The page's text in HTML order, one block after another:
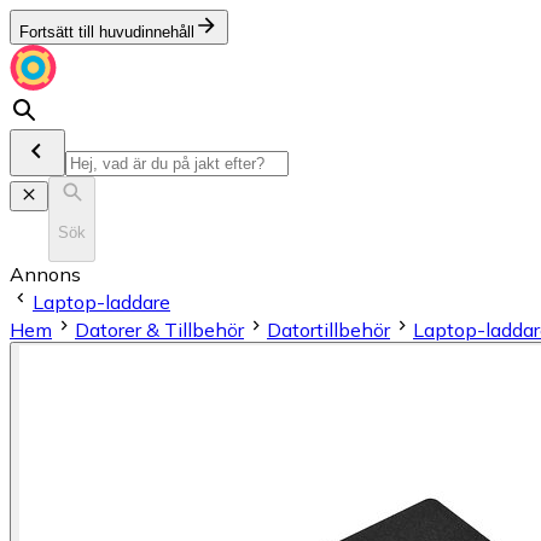
Fortsätt till huvudinnehåll
Sök
Annons
Laptop-laddare
Hem
Datorer & Tillbehör Datortillbehör Laptop-